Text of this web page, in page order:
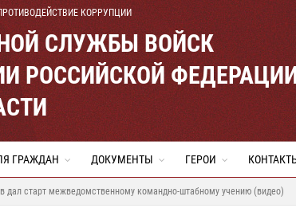
КОРРУПЦИИ
СЛУЖБЫ ВОЙСК
РОССИЙСКОЙ
ГРАЖДАН ДОКУМЕНТЫ ГЕРОИ
дал старт межведомственному командно-штабному учению (видео)